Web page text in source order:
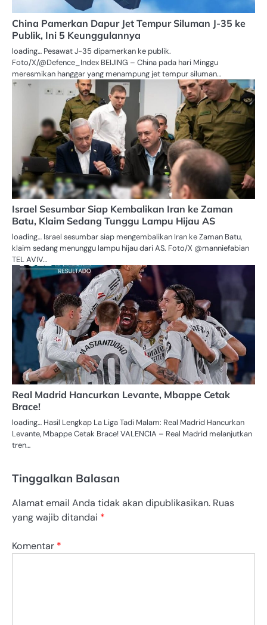
China Pamerkan Dapur Jet Tempur Siluman J-35 ke
Publik, Ini 5 Keunggulannya
loading… Pesawat J-35 dipamerkan ke publik.
Foto/X/@Defence_Index BEIJING – China pada hari Minggu
meresmikan hanggar yang menampung jet tempur siluman…
Israel Sesumbar Siap Kembalikan Iran ke Zaman
Batu, Klaim Sedang Tunggu Lampu Hijau AS
loading… Israel sesumbar siap mengembalikan Iran ke Zaman Batu,
klaim sedang menunggu lampu hijau dari AS. Foto/X @manniefabian
TEL AVIV…
Real Madrid Hancurkan Levante, Mbappe Cetak
Brace!
loading… Hasil Lengkap La Liga Tadi Malam: Real Madrid Hancurkan
Levante, Mbappe Cetak Brace! VALENCIA – Real Madrid melanjutkan
tren…
Tinggalkan Balasan
Alamat email Anda tidak akan dipublikasikan. Ruas
yang wajib ditandai *
Komentar *